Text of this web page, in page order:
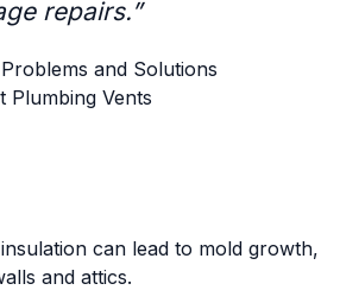
repairs.”
and Solutions
Plumbing Vents
can lead to mold growth,
and attics.